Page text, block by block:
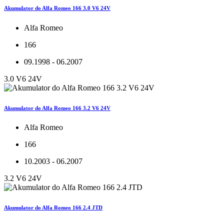
Akumulator do Alfa Romeo 166 3.0 V6 24V
Alfa Romeo
166
09.1998 - 06.2007
3.0 V6 24V
Akumulator do Alfa Romeo 166 3.2 V6 24V
Alfa Romeo
166
10.2003 - 06.2007
3.2 V6 24V
Akumulator do Alfa Romeo 166 2.4 JTD